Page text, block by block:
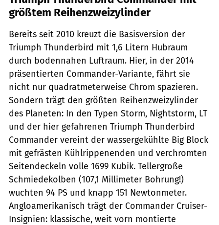
größtem Reihenzweizylinder
Bereits seit 2010 kreuzt die Basisversion der
Triumph Thunderbird mit 1,6 Litern Hubraum
durch bodennahen Luftraum. Hier, in der 2014
präsentierten Commander-Variante, fährt sie
nicht nur quadratmeterweise Chrom spazieren.
Sondern trägt den größten Reihenzweizylinder
des Planeten: In den Typen Storm, Nightstorm, LT
und der hier gefahrenen Triumph Thunderbird
Commander vereint der wassergekühlte Big Block
mit gefrästen Kühlrippenenden und verchromten
Seitendeckeln volle 1699 Kubik. Tellergroße
Schmiedekolben (107,1 Millimeter Bohrung!)
wuchten 94 PS und knapp 151 Newtonmeter.
Angloamerikanisch trägt der Commander Cruiser-
Insignien: klassische, weit vorn montierte